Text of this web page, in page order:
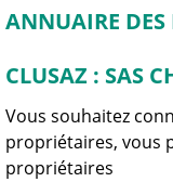
ANNUAIRE DES
CLUSAZ : SAS
Vous souhaitez
propriétaires, vous
propriétaires